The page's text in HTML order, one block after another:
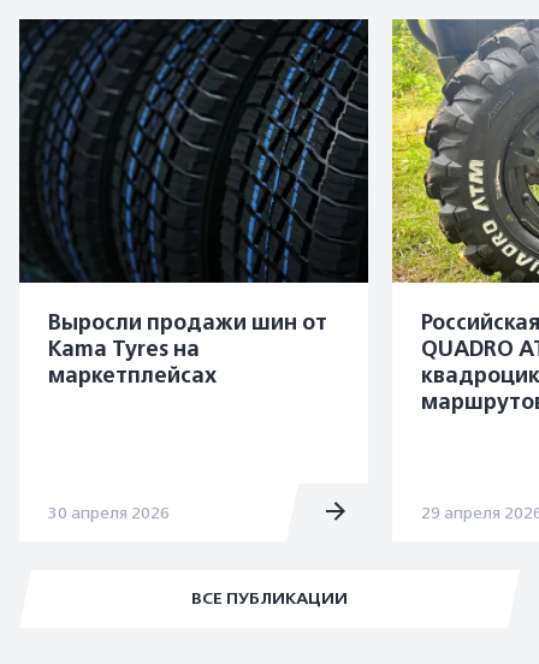
ВСЕ ПУБЛИКАЦИИ
Выросли продажи шин от
Kama Tyres на
маркетплейсах
30 апреля 2026
QUADRO
29 апреля